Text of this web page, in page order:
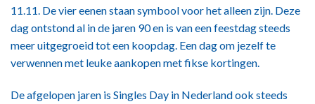
11.11. De vier eenen staan symbool voor het alleen zijn. Deze
dag ontstond al in de jaren 90 en is van een feestdag steeds
meer uitgegroeid tot een koopdag. Een dag om jezelf te
verwennen met leuke aankopen met fikse kortingen.
De afgelopen jaren is Singles Day in Nederland ook steeds